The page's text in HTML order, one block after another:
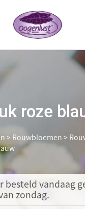
roze
>Rouwbloemen>
besteldvandaag
zondag.